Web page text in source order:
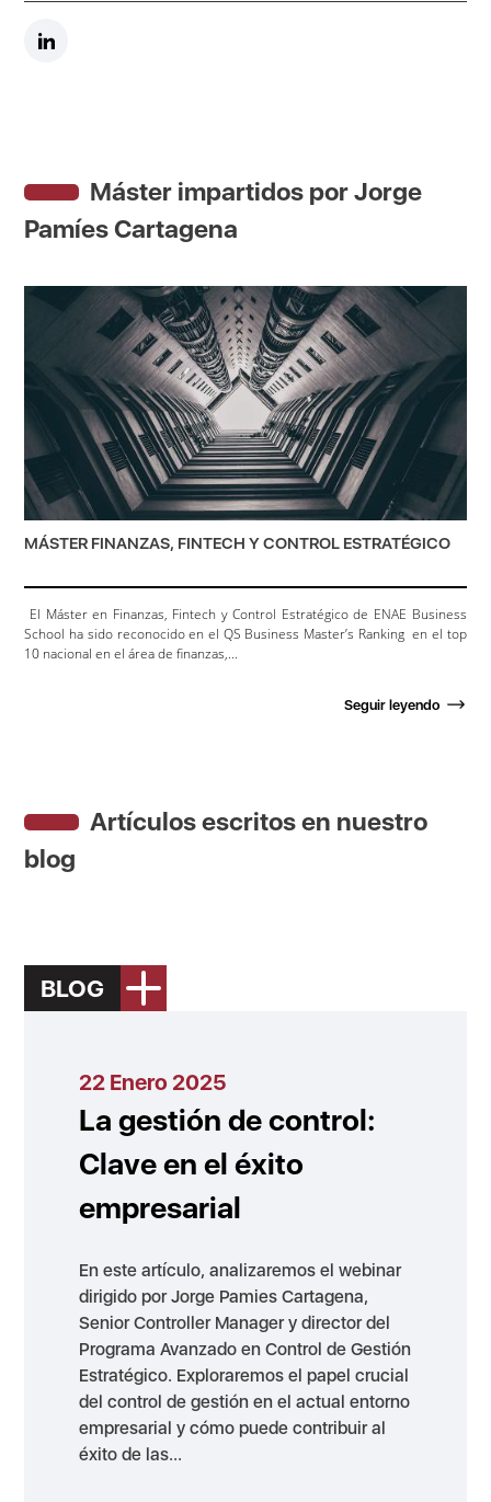
Máster impartidos por Jorge
Pamíes Cartagena
MÁSTER FINANZAS, FINTECH Y CONTROL ESTRATÉGICO
El Máster en Finanzas, Fintech y Control Estratégico de ENAE Business
School ha sido reconocido en el QS Business Master’s Ranking en el top
10 nacional en el área de finanzas,...
Seguir leyendo
Artículos escritos en nuestro
blog
BLOG
22 Enero 2025
La gestión de control:
Clave en el éxito
empresarial
En este artículo, analizaremos el webinar
dirigido por Jorge Pamies Cartagena,
Senior Controller Manager y director del
Programa Avanzado en Control de Gestión
Estratégico. Exploraremos el papel crucial
del control de gestión en el actual entorno
empresarial y cómo puede contribuir al
éxito de las...